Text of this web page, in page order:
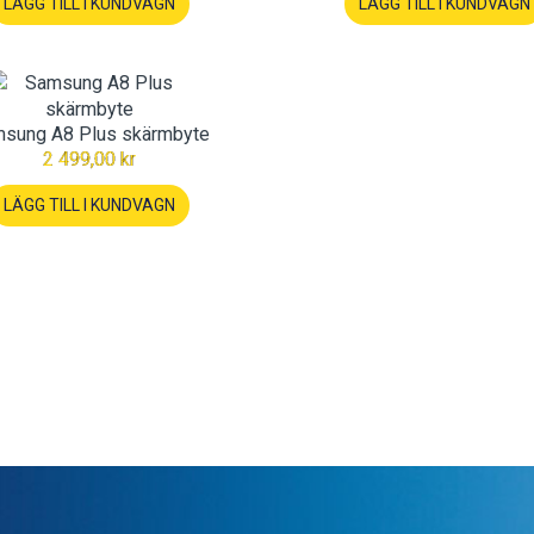
LÄGG TILL I KUNDVAGN LÄGG TILL I KUNDVAGN
A8 Plus skärmbyte
2 499,00 kr
LÄGG TILL I KUNDVAGN